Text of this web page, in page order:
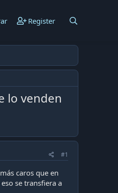
Register
lo venden
#1
caros que en
se transfiera a